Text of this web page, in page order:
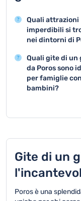
Quali attrazioni
imperdibili si
nei dintorni di
Nei pressi di
possono visitare
splendide
Hydra, Spetses e
Quali gite di un
da Poros sono
per famiglie con
bambini?
a misura di
Gite di un
Poros è una